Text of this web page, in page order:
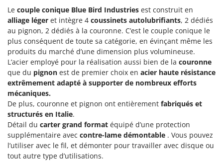
MCH
Michelin
Mille
Minox
Mockmill
More than chef
MOSA
MOVA
Mowox
MTD
Le couple conique Blue Bird Industries est construit en
alliage léger et intègre 4 coussinets autolubrifiants, 2 dédiés
au pignon, 2 dédiés à la couronne. C’est le couple conique le
plus conséquent de toute sa catégorie, en évinçant même les
produits du marché d’une dimension plus volumineuse.
L’acier employé pour la réalisation aussi bien de la couronne
que du pignon est de premier choix en acier haute résistance
extrêmement adapté à supporter de nombreux efforts
mécaniques.
De plus, couronne et pignon ont entièrement fabriqués et
structurés en Italie.
Détail du carter grand format équipé d’une protection
supplémentaire avec contre-lame démontable . Vous pouvez
l’utiliser avec le fil, et démonter pour travailler avec disque ou
tout autre type d’utilisations.